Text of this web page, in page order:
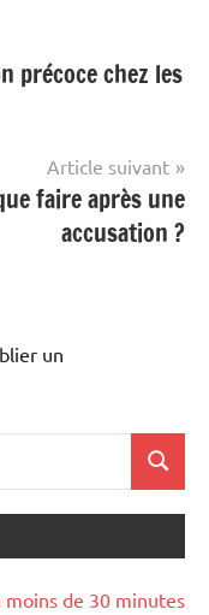
précoce chez les
Article suivant
faire après une
accusation ?
un
moins de 30 minutes